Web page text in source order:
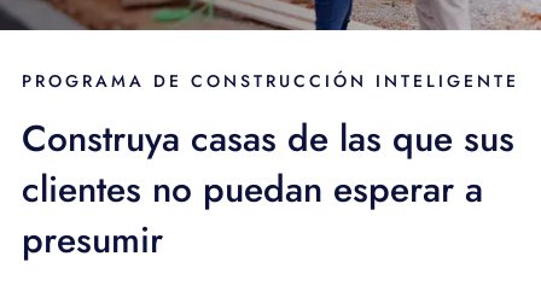
BLOG
APOYO
PROGRAMA DE CONSTRUCCIÓN INTELIGENTE
Construya casas de las que sus
clientes no puedan esperar a
presumir